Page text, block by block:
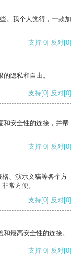
。我个人觉得，一款加
支持[0] 反对[0]
隐私和自由。
支持[0] 反对[0]
和安全性的连接，并帮
支持[0] 反对[0]
、演示文稿等各个方
常方便。
支持[0] 反对[0]
最高安全性的连接。
支持[0] 反对[0]